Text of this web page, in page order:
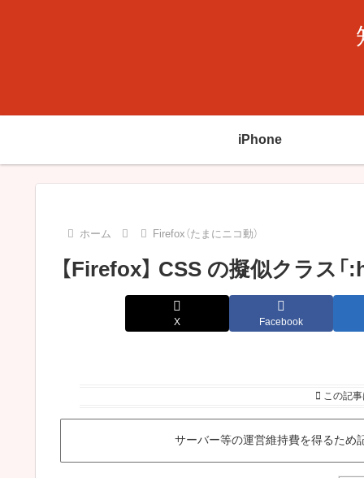
iPhone
ホーム Firefox（たまにニコ動）
【Firefox】 CSS の擬似クラス
X Facebook
この記
サーバー等の運営維持費を得るため